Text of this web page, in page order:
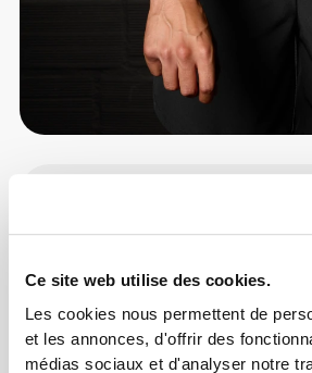
Ce site web utilise des cookies.
Les cookies nous permettent de
et les annonces, d'offrir des
médias sociaux et d'analyser notre
Avis généraux